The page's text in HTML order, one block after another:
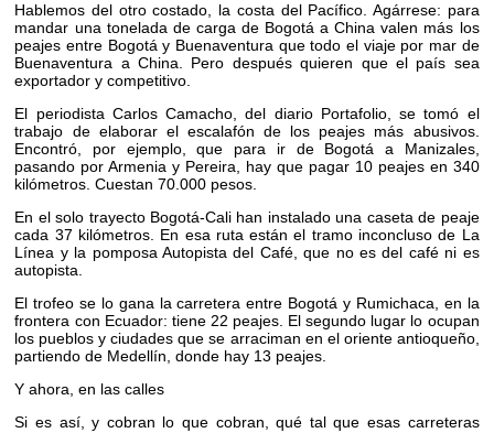
Hablemos del otro costado, la costa del Pacífico. Agárrese: para
mandar una tonelada de carga de Bogotá a China valen más los
peajes entre Bogotá y Buenaventura que todo el viaje por mar de
Buenaventura a China. Pero después quieren que el país sea
exportador y competitivo.
El periodista Carlos Camacho, del diario Portafolio, se tomó el
trabajo de elaborar el escalafón de los peajes más abusivos.
Encontró, por ejemplo, que para ir de Bogotá a Manizales,
pasando por Armenia y Pereira, hay que pagar 10 peajes en 340
kilómetros. Cuestan 70.000 pesos.
En el solo trayecto Bogotá-Cali han instalado una caseta de peaje
cada 37 kilómetros. En esa ruta están el tramo inconcluso de La
Línea y la pomposa Autopista del Café, que no es del café ni es
autopista.
El trofeo se lo gana la carretera entre Bogotá y Rumichaca, en la
frontera con Ecuador: tiene 22 peajes. El segundo lugar lo ocupan
los pueblos y ciudades que se arraciman en el oriente antioqueño,
partiendo de Medellín, donde hay 13 peajes.
Y ahora, en las calles
Si es así, y cobran lo que cobran, qué tal que esas carreteras